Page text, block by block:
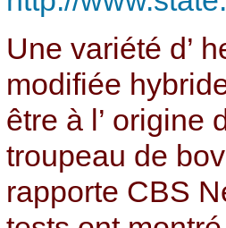
Une variété d’
modifiée
être à l’ origine
troupeau de
rapporte CBS